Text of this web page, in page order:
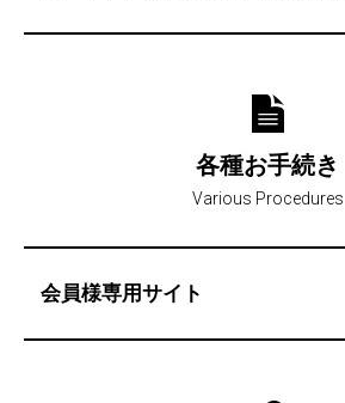
各種お手続き
Various Procedures
会員様専用サイト